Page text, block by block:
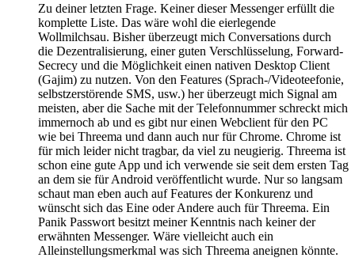
Zu deiner letzten Frage. Keiner dieser Messenger erfüllt die
komplette Liste. Das wäre wohl die eierlegende
Wollmilchsau. Bisher überzeugt mich Conversations durch
die Dezentralisierung, einer guten Verschlüsselung, Forward-
Secrecy und die Möglichkeit einen nativen Desktop Client
(Gajim) zu nutzen. Von den Features (Sprach-/Videoteefonie,
selbstzerstörende SMS, usw.) her überzeugt mich Signal am
meisten, aber die Sache mit der Telefonnummer schreckt mich
immernoch ab und es gibt nur einen Webclient für den PC
wie bei Threema und dann auch nur für Chrome. Chrome ist
für mich leider nicht tragbar, da viel zu neugierig. Threema ist
schon eine gute App und ich verwende sie seit dem ersten Tag
an dem sie für Android veröffentlicht wurde. Nur so langsam
schaut man eben auch auf Features der Konkurenz und
wünscht sich das Eine oder Andere auch für Threema. Ein
Panik Passwort besitzt meiner Kenntnis nach keiner der
erwähnten Messenger. Wäre vielleicht auch ein
Alleinstellungsmerkmal was sich Threema aneignen könnte.